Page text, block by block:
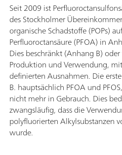
Seit 2009 ist
des Stockholmer
organische Schadstoffe (POPs)
Perfluoroctansäure (PFOA) in
Dies beschränkt (Anhang B)
Produktion und Verwendung,
definierten Ausnahmen. Die
B. hauptsächlich PFOA und
nicht mehr in Gebrauch. Dies
zwangsläufig, dass die
polyfluorierten Alkylsubstanzen
wurde.